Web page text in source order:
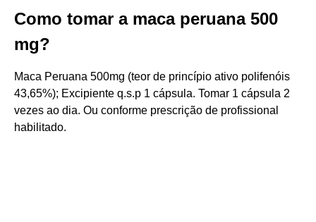
Como tomar a maca peruana 500
mg?
Maca Peruana 500mg (teor de princípio ativo polifenóis
43,65%); Excipiente q.s.p 1 cápsula. Tomar 1 cápsula 2
vezes ao dia. Ou conforme prescrição de profissional
habilitado.